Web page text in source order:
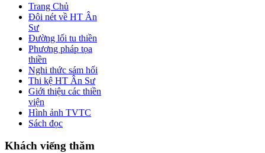
Trang Chủ
Đôi nét về HT Ân
Sư
Đường lối tu thiền
Phương pháp tọa
thiền
Nghi thức sám hối
Thi kệ HT Ân Sư
Giới thiệu các thiền
viện
Hình ảnh TVTC
Sách đọc
Khách viếng thăm